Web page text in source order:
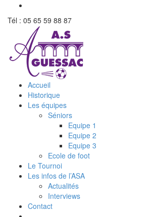
Tél : 05 65 59 88 87
Accueil
Historique
Les équipes
Séniors
Equipe 1
Equipe 2
Equipe 3
Ecole de foot
Le Tournoi
Les infos de l’ASA
Actualités
Interviews
Contact